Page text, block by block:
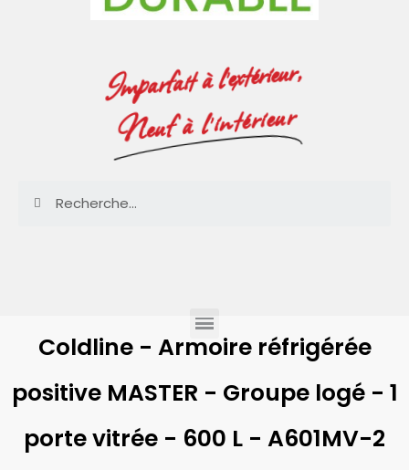
Imparfait à l'extérieur,
Neuf à l'intérieur
Coldline - Armoire réfrigérée
positive MASTER - Groupe logé - 1
porte vitrée - 600 L - A601MV-2